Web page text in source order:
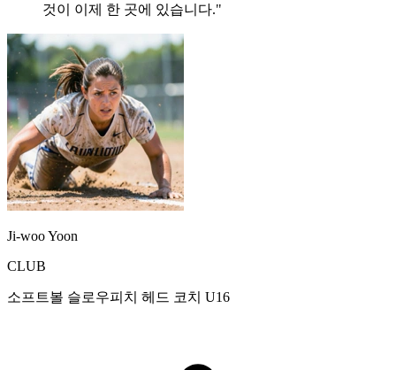
것이 이제 한 곳에 있습니다."
Ji-woo Yoon
CLUB
소프트볼 슬로우피치 헤드 코치 U16